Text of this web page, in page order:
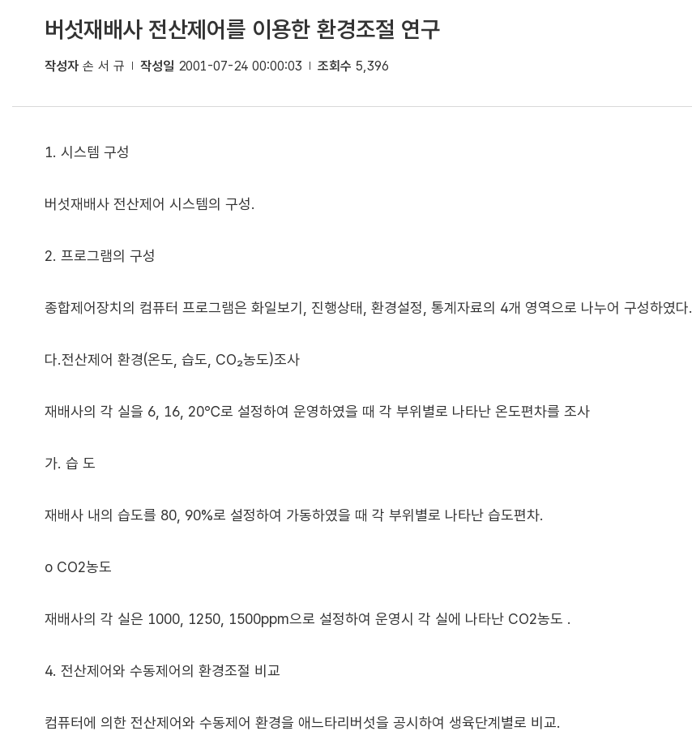
버섯재배사 전산제어를 이용한 환경조절 연구
작성자 손 서 규 작성일 2001-07-24 00:00:03 조회수 5,396
1. 시스템 구성
버섯재배사 전산제어 시스템의 구성.
2. 프로그램의 구성
종합제어장치의 컴퓨터 프로그램은 화일보기, 진행상태, 환경설정, 통계자료의 4개 영역으로 나누어 구성하였다.
다.전산제어 환경(온도, 습도, CO₂농도)조사
재배사의 각 실을 6, 16, 20℃로 설정하여 운영하였을 때 각 부위별로 나타난 온도편차를 조사
가. 습 도
재배사 내의 습도를 80, 90%로 설정하여 가동하였을 때 각 부위별로 나타난 습도편차.
o CO2농도
재배사의 각 실은 1000, 1250, 1500ppm으로 설정하여 운영시 각 실에 나타난 CO2농도 .
4. 전산제어와 수동제어의 환경조절 비교
컴퓨터에 의한 전산제어와 수동제어 환경을 애느타리버섯을 공시하여 생육단계별로 비교.